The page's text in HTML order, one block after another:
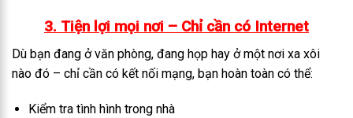
3. Tiện lợi mọi nơi – Chỉ cần có Internet
Dù bạn đang ở văn phòng, đang họp hay ở một nơi xa xôi
nào đó – chỉ cần có kết nối mạng, bạn hoàn toàn có thể:
Kiểm tra tình hình trong nhà